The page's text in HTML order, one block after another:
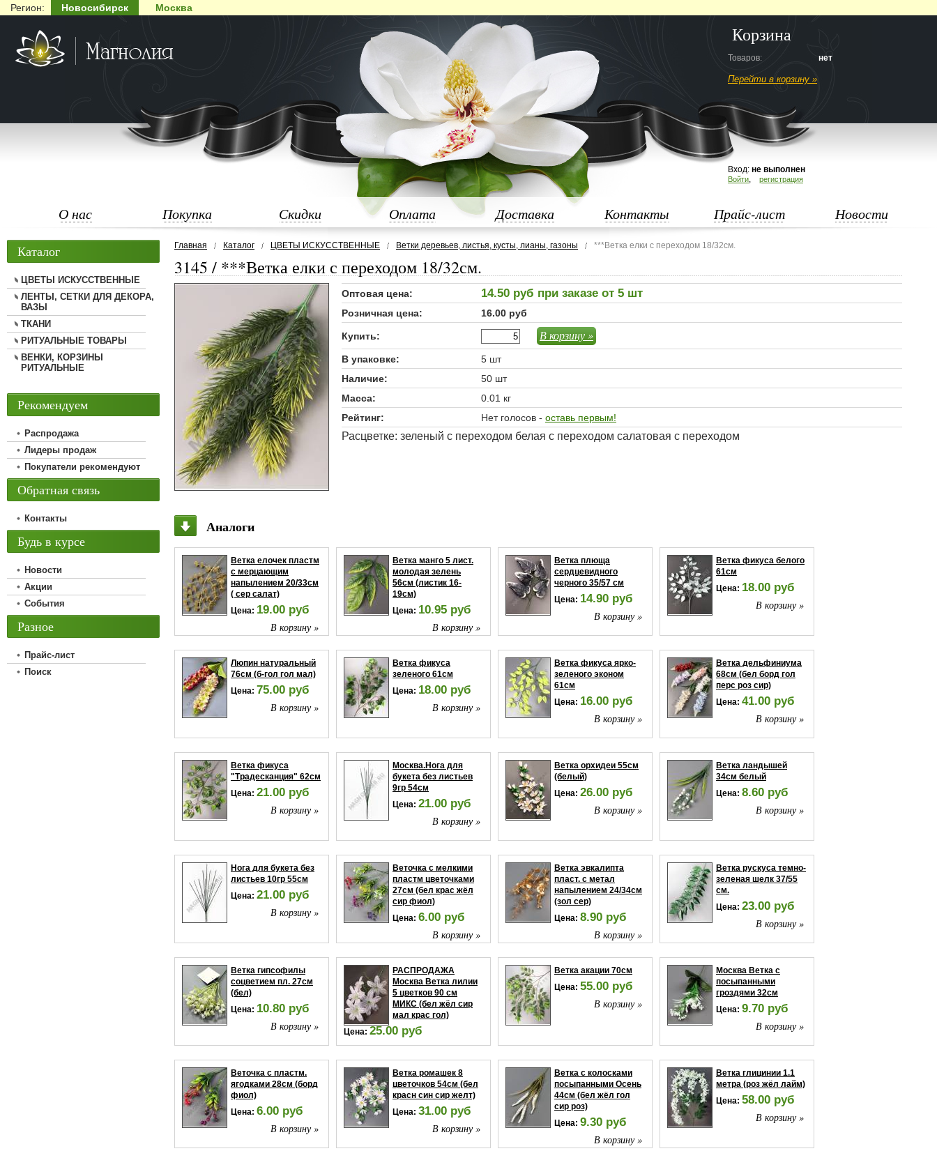
Регион: Новосибирск Москва
Корзина
Товаров: нет
Перейти в корзину »
Вход: не выполнен
Войти, регистрация
О нас Покупка Скидки Оплата Доставка Контакты Прайс-лист Новости
Главная Каталог ЦВЕТЫ ИСКУССТВЕННЫЕ Ветки деревьев, листья, кусты, лианы, газоны ***Ветка елки с переходом 18/32см.
3145 / ***Ветка елки с переходом 18/32см.
Оптовая цена: 14.50 руб при заказе от 5 шт
Розничная цена: 16.00 руб
Купить: В корзину »
В упаковке:
5 шт
Наличие:
50 шт
Масса:
0.01 кг
Рейтинг:
Нет голосов - оставь первым!
Расцветке: зеленый с переходом белая с переходом салатовая с переходом
Аналоги
Ветка елочек пластм
с мерцающим
напылением 20/33см
( сер салат)
Цена: 19.00 руб
В корзину »
Ветка манго 5 лист.
молодая зелень
56см (листик 16-
19см)
Цена: 10.95 руб
В корзину »
Ветка плюща
сердцевидного
черного 35/57 см
Цена: 14.90 руб
В корзину »
Ветка фикуса белого
61см
Цена: 18.00 руб
В корзину »
Люпин натуральный
76см (б-гол гол мал)
Цена: 75.00 руб
В корзину »
Ветка фикуса
зеленого 61см
Цена: 18.00 руб
В корзину »
Ветка фикуса ярко-
зеленого эконом
61см
Цена: 16.00 руб
В корзину »
Ветка дельфиниума
68см (бел борд гол
перс роз сир)
Цена: 41.00 руб
В корзину »
Ветка фикуса
"Традесканция" 62см
Цена: 21.00 руб
В корзину »
Москва.Нога для
букета без листьев
9гр 54см
Цена: 21.00 руб
В корзину »
Ветка орхидеи 55см
(белый)
Цена: 26.00 руб
В корзину »
Ветка ландышей
34см белый
Цена: 8.60 руб
В корзину »
Нога для букета без
листьев 10гр 55см
Цена: 21.00 руб
В корзину »
Веточка с мелкими
пластм цветочками
27см (бел крас жёл
сир фиол)
Цена: 6.00 руб
В корзину »
Ветка эвкалипта
пласт. с метал
напылением 24/34см
(зол сер)
Цена: 8.90 руб
В корзину »
Ветка рускуса темно-
зеленая шелк 37/55
см.
Цена: 23.00 руб
В корзину »
Ветка гипсофилы
соцветием пл. 27см
(бел)
Цена: 10.80 руб
В корзину »
РАСПРОДАЖА
Москва Ветка лилии
5 цветков 90 см
МИКС (бел жёл сир
мал крас гол)
Цена: 25.00 руб
В корзину »
Ветка акации 70см
Цена: 55.00 руб
В корзину »
Москва Ветка с
посыпанными
гроздями 32см
Цена: 9.70 руб
В корзину »
Веточка с пластм.
ягодками 28см (борд
фиол)
Цена: 6.00 руб
В корзину »
Ветка ромашек 8
цветочков 54см (бел
красн син сир желт)
Цена: 31.00 руб
В корзину »
Ветка с колосками
посыпанными Осень
44см (бел жёл гол
сир роз)
Цена: 9.30 руб
В корзину »
Ветка глицинии 1.1
метра (роз жёл лайм)
Цена: 58.00 руб
В корзину »
Каталог
ЦВЕТЫ ИСКУССТВЕННЫЕ
ЛЕНТЫ, СЕТКИ ДЛЯ ДЕКОРА,
ВАЗЫ
ТКАНИ
РИТУАЛЬНЫЕ ТОВАРЫ
ВЕНКИ, КОРЗИНЫ
РИТУАЛЬНЫЕ
Рекомендуем
Распродажа
Лидеры продаж
Покупатели рекомендуют
Обратная связь
Контакты
Будь в курсе
Новости
Акции
События
Разное
Прайс-лист
Поиск